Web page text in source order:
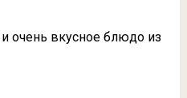
очень вкусное блюдо из